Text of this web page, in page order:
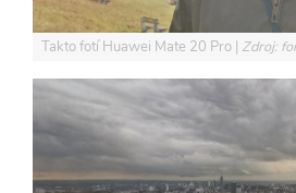
Takto fotí Huawei Mate 20 Pro Zdroj: